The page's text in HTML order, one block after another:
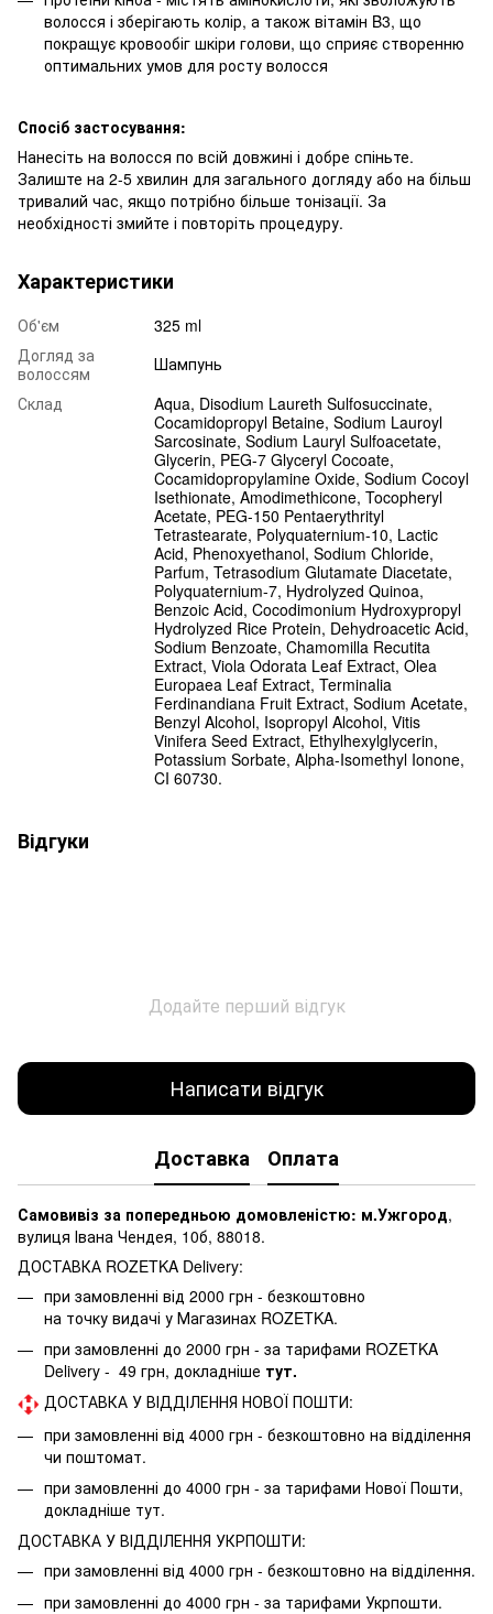
волосся і зберігають колір, а також вітамін B3, що
покращує кровообіг шкіри голови, що сприяє створенню
оптимальних умов для росту волосся
Спосіб застосування:
Нанесіть на волосся по всій довжині і добре спіньте.
Залиште на 2-5 хвилин для загального догляду або на більш
тривалий час, якщо потрібно більше тонізації. За
необхідності змийте і повторіть процедуру.
Характеристики
Об'єм
325 ml
Догляд за
волоссям
Шампунь
Склад
Aqua, Disodium Laureth Sulfosuccinate,
Cocamidopropyl Betaine, Sodium Lauroyl
Sarcosinate, Sodium Lauryl Sulfoacetate,
Glycerin, PEG-7 Glyceryl Cocoate,
Cocamidopropylamine Oxide, Sodium Cocoyl
Isethionate, Amodimethicone, Tocopheryl
Acetate, PEG-150 Pentaerythrityl
Tetrastearate, Polyquaternium-10, Lactic
Acid, Phenoxyethanol, Sodium Chloride,
Parfum, Tetrasodium Glutamate Diacetate,
Polyquaternium-7, Hydrolyzed Quinoa,
Benzoic Acid, Cocodimonium Hydroxypropyl
Hydrolyzed Rice Protein, Dehydroacetic Acid,
Sodium Benzoate, Chamomilla Recutita
Extract, Viola Odorata Leaf Extract, Olea
Europaea Leaf Extract, Terminalia
Ferdinandiana Fruit Extract, Sodium Acetate,
Benzyl Alcohol, Isopropyl Alcohol, Vitis
Vinifera Seed Extract, Ethylhexylglycerin,
Potassium Sorbate, Alpha-Isomethyl Ionone,
CI 60730.
Відгуки
Додайте перший відгук
Написати відгук
Доставка Оплата
Самовивіз за попередньою домовленістю: м.Ужгород,
вулиця Івана Чендея, 10б, 88018.
ДОСТАВКА ROZETKA Delivery:
при замовленні від 2000 грн - безкоштовно
на точку видачі у Магазинах ROZETKA.
при замовленні до 2000 грн - за тарифами ROZETKA
Delivery - 49 грн, докладніше тут.
ДОСТАВКА У ВІДДІЛЕННЯ НОВОЇ ПОШТИ:
при замовленні від 4000 грн - безкоштовно на відділення
чи поштомат.
при замовленні до 4000 грн - за тарифами Нової Пошти,
докладніше тут.
ДОСТАВКА У ВІДДІЛЕННЯ УКРПОШТИ:
при замовленні від 4000 грн - безкоштовно на відділення.
при замовленні до 4000 грн - за тарифами Укрпошти.